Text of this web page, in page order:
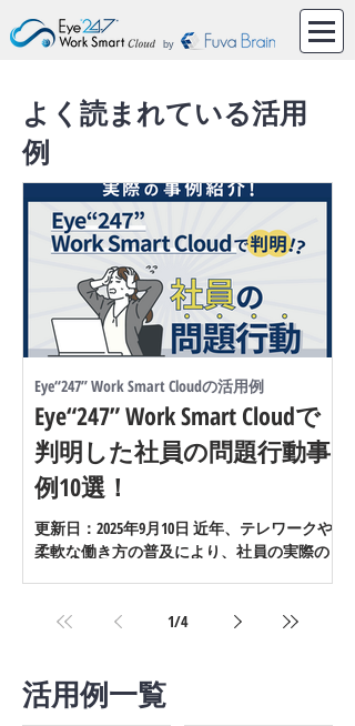
by
よく読まれている活用
例
Eye“247” Work Smart Cloudで
判明した社員の問題行動事
例10選！
更新日：2025年9月10日 近年、テレワークや
柔軟な働き方の普及により、社員の実際の
Eye“247” Work Smart Cloud 』です。 この記事
の事例として紹介します。企業の管理職や
人事労務担当者の方にとって、労務リスク
Eye“247” Work Smart Cloudの活用例
1/4
活用例一覧